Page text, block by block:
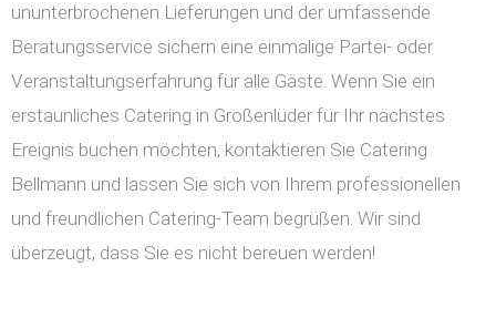
ununterbrochenen Lieferungen und der umfassende
Beratungsservice sichern eine einmalige Partei- oder
Veranstaltungserfahrung für alle Gäste. Wenn Sie ein
erstaunliches Catering in Großenlüder für Ihr nächstes
Ereignis buchen möchten, kontaktieren Sie Catering
Bellmann und lassen Sie sich von Ihrem professionellen
und freundlichen Catering-Team begrüßen. Wir sind
überzeugt, dass Sie es nicht bereuen werden!